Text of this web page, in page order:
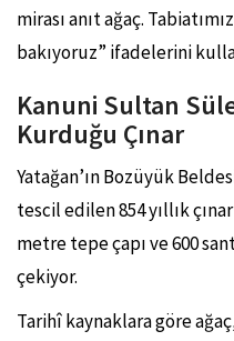
mirası anıt ağaç.
bakıyoruz” ifadelerini
Kanuni Sultan
Kurduğu Çınar
Yatağan’ın Bozüyük
tescil edilen 854 yıllık
metre tepe çapı ve 600
çekiyor.
Tarihî kaynaklara göre